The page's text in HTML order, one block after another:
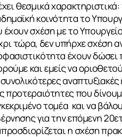
θεσμικά
κοινότητα το
έχουν σχέση με το
τώρα, δεν υπήρχε σχέση
έχουν δώσει
και εμείς να
αναπτυξιακές
προτεραιότητες που
τομέα και να
για την επόμενη
η σχέση